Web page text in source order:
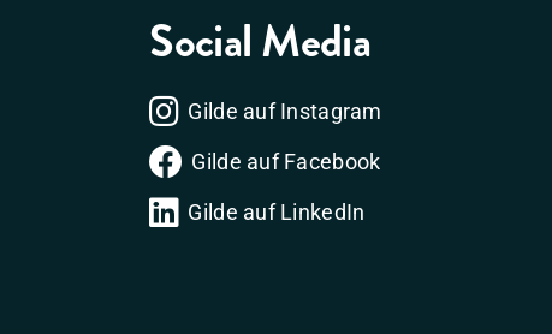
Social Media
Gilde auf Instagram
Gilde auf Facebook
Gilde auf LinkedIn